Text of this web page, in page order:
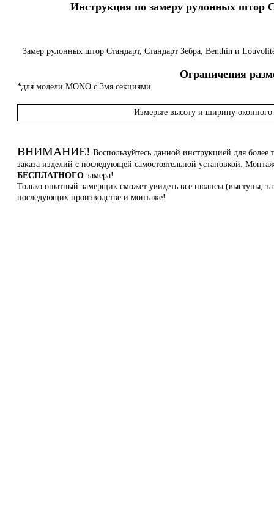
Инструкция по замеру рулонных штор
Замер рулонных штор Стандарт, Стандарт Зебра, Benthin и
Ограничения
*для модели MONO с 3мя секциями
Измерьте высоту и ширину оконного
ВНИМАНИЕ! Воспользуйтесь данной инструкцией для
заказа изделий с последующей самостоятельной установкой.
БЕСПЛАТНОГО замера!
Только опытный замерщик сможет увидеть все нюансы (выступы,
последующих производстве и монтаже!